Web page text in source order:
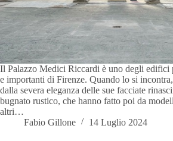
Il Palazzo Medici Riccardi è uno degli edifici
e importanti di Firenze. Quando lo si
dalla severa eleganza delle sue facciate
bugnato rustico, che hanno fatto poi da
altri…
Fabio Gillone
14 Luglio 2024